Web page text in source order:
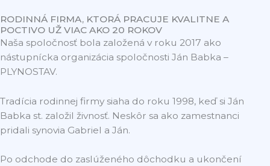
RODINNÁ FIRMA, KTORÁ PRACUJE KVALITNE A
POCTIVO UŽ VIAC AKO 20 ROKOV
Naša spoločnosť bola založená v roku 2017 ako
nástupnícka organizácia spoločnosti Ján Babka –
PLYNOSTAV.
Tradícia rodinnej firmy siaha do roku 1998, keď si Ján
Babka st. založil živnosť. Neskôr sa ako zamestnanci
pridali synovia Gabriel a Ján.
Po odchode do zaslúženého dôchodku a ukončení